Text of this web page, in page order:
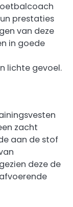
prestaties
van deze
in goede
lichte gevoel.
zacht
aan de stof
deze de